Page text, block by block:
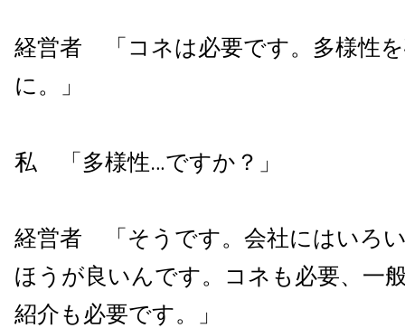
経営者 「コネは必要です。多様性
に。」
私 「多様性…ですか？」
経営者 「そうです。会社にはいろ
ほうが良いんです。コネも必要、一
紹介も必要です。」